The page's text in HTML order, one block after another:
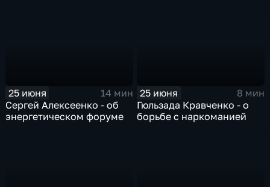
25 июня
14 мин
Сергей Алексеенко - об
энергетическом форуме
25 июня
8 мин
Гюльзада Кравченко - о
борьбе с наркоманией